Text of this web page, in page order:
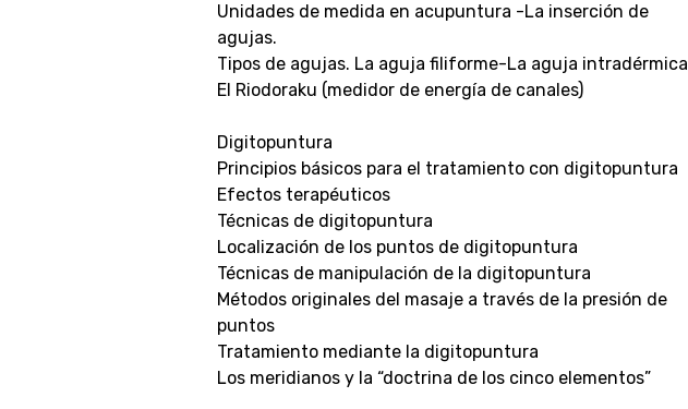
Unidades de medida en acupuntura -La inserción de
agujas.
Tipos de agujas. La aguja filiforme-La aguja intradérmica
El Riodoraku (medidor de energía de canales)
Digitopuntura
Principios básicos para el tratamiento con digitopuntura
Efectos terapéuticos
Técnicas de digitopuntura
Localización de los puntos de digitopuntura
Técnicas de manipulación de la digitopuntura
Métodos originales del masaje a través de la presión de
puntos
Tratamiento mediante la digitopuntura
Los meridianos y la “doctrina de los cinco elementos”